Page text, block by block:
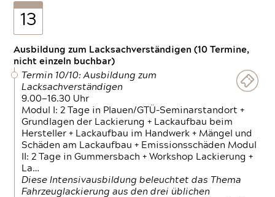
13
Ausbildung zum Lacksachverständigen (10 Termine,
nicht einzeln buchbar)
Termin 10/10: Ausbildung zum
Lacksachverständigen
9.00—16.30 Uhr
Modul I: 2 Tage in Plauen/GTÜ-Seminarstandort +
Grundlagen der Lackierung + Lackaufbau beim
Hersteller + Lackaufbau im Handwerk + Mängel und
Schäden am Lackaufbau + Emissionsschäden Modul
II: 2 Tage in Gummersbach + Workshop Lackierung +
La…
Diese Intensivausbildung beleuchtet das Thema
Fahrzeuglackierung aus den drei üblichen